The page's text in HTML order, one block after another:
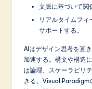
文脈に基づいて関
リアルタイムフ
サポートする。
AIはデザイン思考を置
加速する。構文や構造
は論理、スケーラビリ
きる。Visual Paradigm